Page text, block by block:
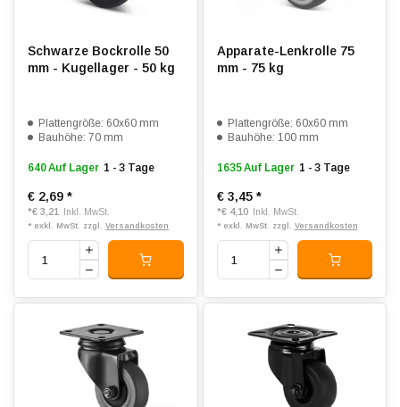
Schwarze Bockrolle 50
mm - Kugellager - 50 kg
Plattengröße: 60x60 mm
Bauhöhe: 70 mm
640 Auf Lager 1 - 3 Tage
€ 2,69 *
*€ 3,21 Inkl. MwSt.
* exkl. MwSt. zzgl. Versandkosten
Apparate-Lenkrolle 75
mm - 75 kg
Plattengröße: 60x60 mm
Bauhöhe: 100 mm
1635 Auf Lager 1 - 3 Tage
€ 3,45 *
*€ 4,10 Inkl. MwSt.
* exkl. MwSt. zzgl. Versandkosten